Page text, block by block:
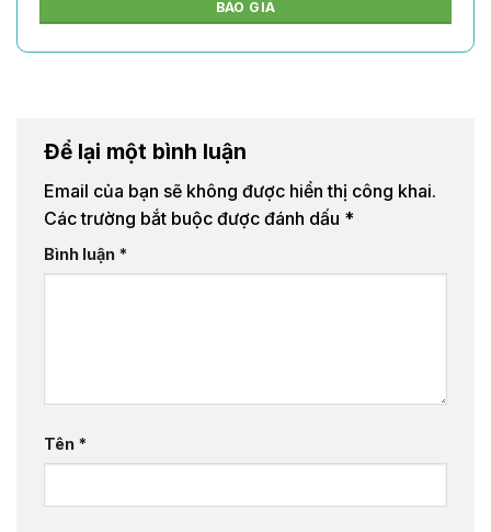
BÁO GIÁ
Để lại một bình luận
Email của bạn sẽ không được hiển thị công khai.
Các trường bắt buộc được đánh dấu *
Bình luận *
Tên *